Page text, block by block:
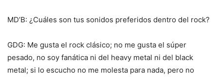
MD’B: ¿Cuáles son tus sonidos preferidos dentro del rock?
GDG: Me gusta el rock clásico; no me gusta el súper
pesado, no soy fanática ni del heavy metal ni del black
metal; si lo escucho no me molesta para nada, pero no